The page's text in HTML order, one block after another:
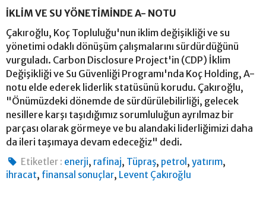
İKLİM VE SU YÖNETİMİNDE A- NOTU
Çakıroğlu, Koç Topluluğu'nun iklim değişikliği ve su
yönetimi odaklı dönüşüm çalışmalarını sürdürdüğünü
vurguladı. Carbon Disclosure Project'in (CDP) İklim
Değişikliği ve Su Güvenliği Programı'nda Koç Holding, A-
notu elde ederek liderlik statüsünü korudu. Çakıroğlu,
"Önümüzdeki dönemde de sürdürülebilirliği, gelecek
nesillere karşı taşıdığımız sorumluluğun ayrılmaz bir
parçası olarak görmeye ve bu alandaki liderliğimizi daha
da ileri taşımaya devam edeceğiz" dedi.
Etiketler : enerji, rafinaj, Tüpraş, petrol ,yatırım,
ihracat, finansal sonuçlar, Levent Çakıroğlu